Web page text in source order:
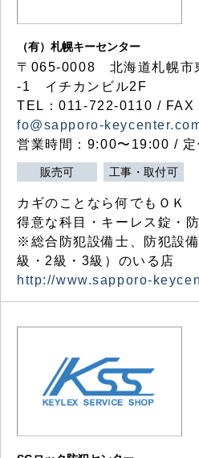
（有）札幌キーセンター
〒065-0008 北海道札幌市
-1 イチカンビル2F
TEL：011-722-0110 /
fo@sapporo-
営業時間：9:00〜19:00 / 定
販売可 工事・取付可
カギのことなら何でもＯＫ
得意な科目・キーレス錠・
※総合防犯設備士、防犯設
級・2級・3級）のいる店
http://www.sapporo-